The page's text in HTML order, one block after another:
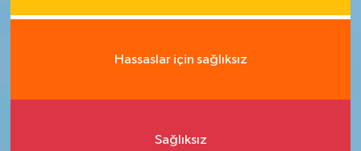
Hassaslar için sağlıksız
Sağlıksız